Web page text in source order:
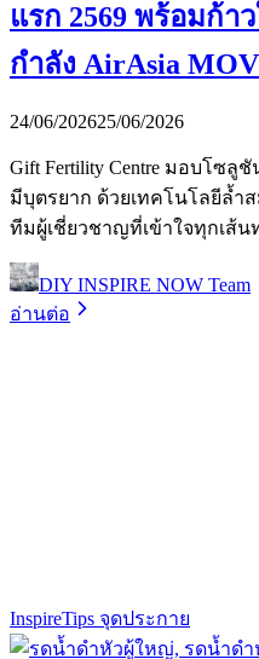
แรก 2569 พร้อมก้า
กำลัง AirAsia
24/06/202625/06/2026
Gift Fertility Centre มอบโซลู
มีบุตรยาก ด้วยเทคโนโลยีล้ำ
ทีมผู้เชี่ยวชาญที่เข้าใจทุกเส้
DIY INSPIRE NOW Team
อ่านต่อ
InspireTips จุดประกาย